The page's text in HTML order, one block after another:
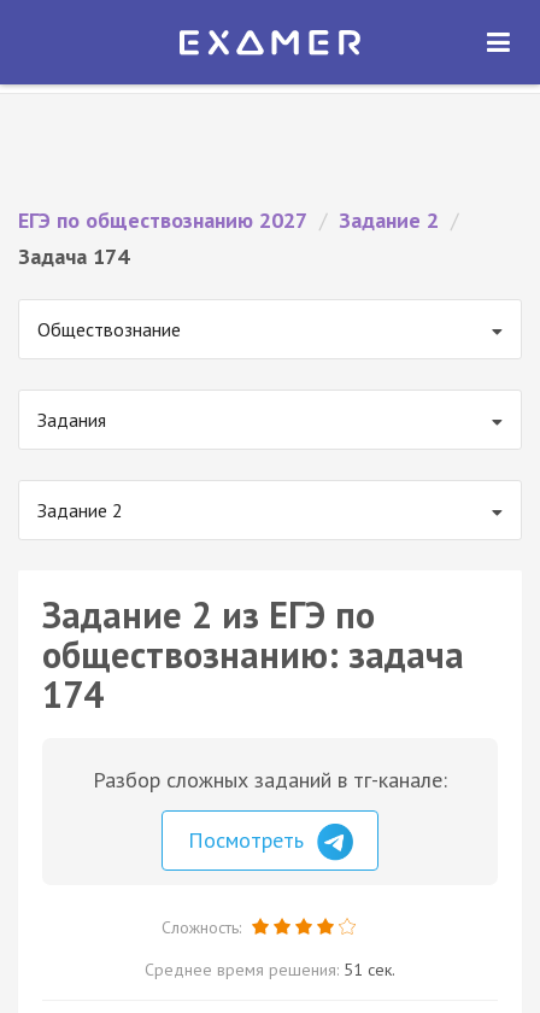
Экзамер — ЕГЭ 2027
ОТКРЫТЬ
ЕГЭ по обществознанию 2027 / Задание 2 /
Задача 174
Обществознание
Задания
Задание 2
Задание 2 из ЕГЭ по
обществознанию: задача
174
Разбор сложных заданий в тг-канале:
Посмотреть
Сложность:
Среднее время решения: 51 сек.